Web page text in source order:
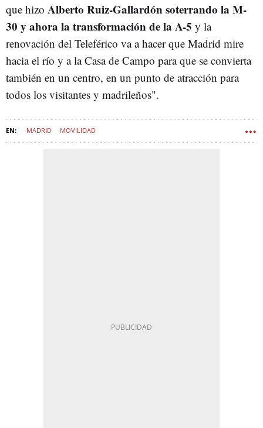
que hizo Alberto Ruiz-Gallardón soterrando la M-
30 y ahora la transformación de la A-5 y la
renovación del Teleférico va a hacer que Madrid mire
hacia el río y a la Casa de Campo para que se convierta
también en un centro, en un punto de atracción para
todos los visitantes y madrileños".
MADRID MOVILIDAD